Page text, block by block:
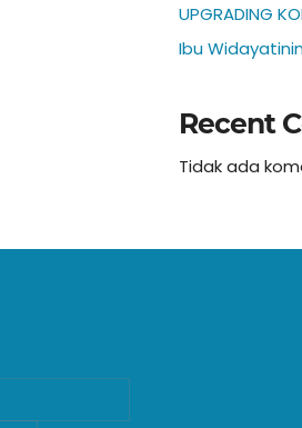
UPGRADING
Ibu
Recent
Tidak ada